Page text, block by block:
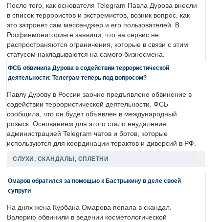
После того, как основателя Telegram Павла Дурова внесли
в список террористов и экстремистов, возник вопрос, как
это затронет сам мессенджер и его пользователей. В
Росфинмониторинге заявили, что на сервис не
распространяются ограничения, которые в связи с этим
статусом накладываются на самого бизнесмена.
ФСБ обвинила Дурова в содействии террористической
деятельности: Телеграм теперь под вопросом?
Павлу Дурову в России заочно предъявлено обвинение в
содействии террористической деятельности. ФСБ
сообщила, что он будет объявлен в международный
розыск. Основанием для этого стало неудаление
администрацией Telegram чатов и ботов, которые
используются для координации терактов и диверсий в РФ.
СЛУХИ, СКАНДАЛЫ, СПЛЕТНИ
Омаров обратился за помощью к Бастрыкину в деле своей
супруги
На днях жена Курбана Омарова попала в скандал.
Валерию обвинили в ведении косметологической